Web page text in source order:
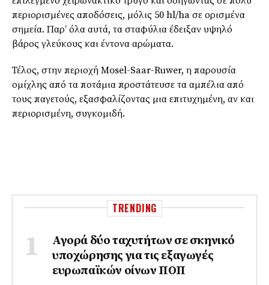
περιορισμένες αποδόσεις, μόλις 50 hl/ha σε ορισμένα
σημεία. Παρ’ όλα αυτά, τα σταφύλια έδειξαν υψηλό
βάρος γλεύκους και έντονα αρώματα.
Τέλος, στην περιοχή Mosel-Saar-Ruwer, η παρουσία
ομίχλης από τα ποτάμια προστάτευσε τα αμπέλια από
τους παγετούς, εξασφαλίζοντας μια επιτυχημένη, αν και
περιορισμένη, συγκομιδή.
TRENDING
Αγορά δύο ταχυτήτων σε σκηνικό
υποχώρησης για τις εξαγωγές
ευρωπαϊκών οίνων ΠΟΠ